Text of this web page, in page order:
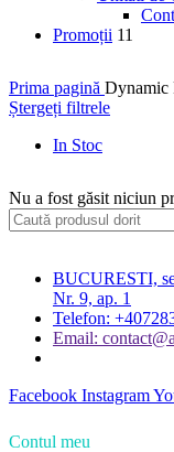
Promoții 11
Prima pagină Dynamic
Ștergeți filtrele
In Stoc
Nu a fost găsit niciun
BUCURESTI,
Nr. 9, ap. 1
Telefon:
Email:
Facebook Instagram
Contul meu